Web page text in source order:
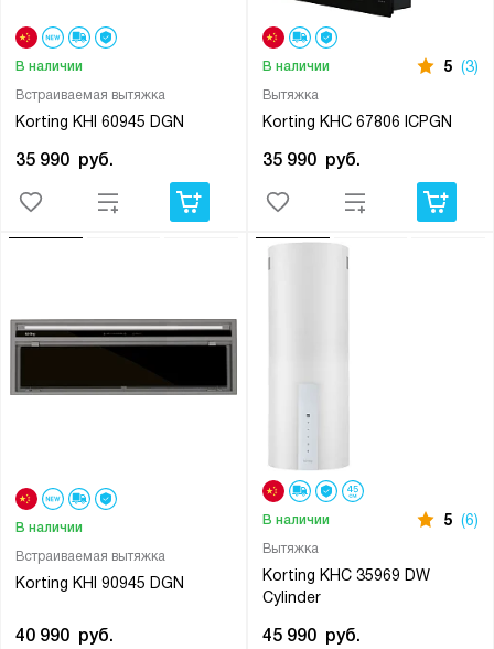
Встраиваемая вытяжка
Korting KHI 60945 DGN
В наличии
35 990 руб.
Вытяжка
Korting KHC 67806 ICPGN
В наличии 5 (3)
35 990 руб.
Встраиваемая вытяжка
Korting KHI 90945 DGN
В наличии
40 990 руб.
Вытяжка
Korting KHC 35969 DW
Cylinder
В наличии 5 (6)
45 990 руб.